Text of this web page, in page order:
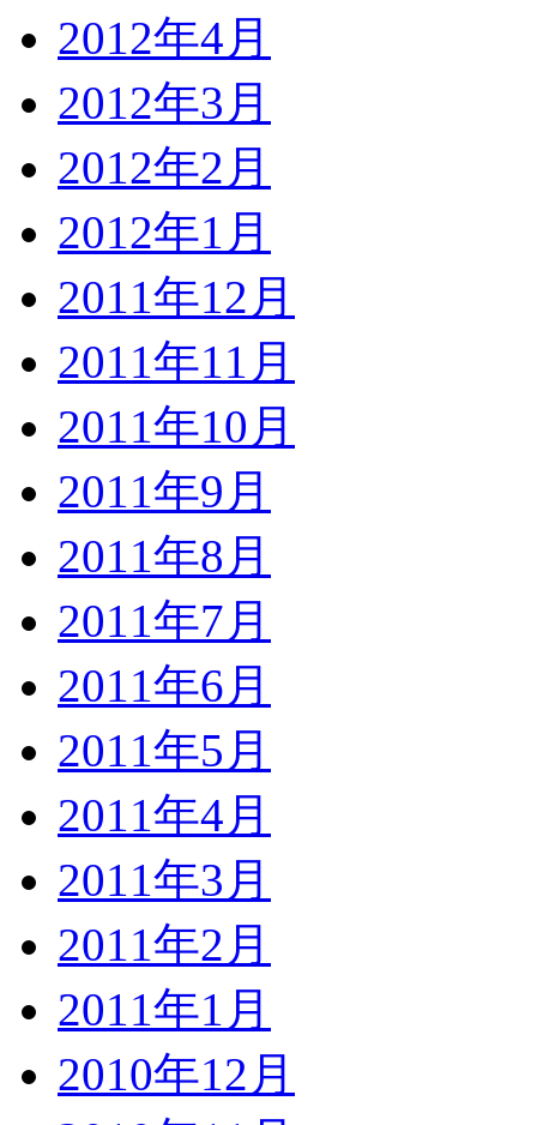
2012年4月
2012年3月
2012年2月
2012年1月
2011年12月
2011年11月
2011年10月
2011年9月
2011年8月
2011年7月
2011年6月
2011年5月
2011年4月
2011年3月
2011年2月
2011年1月
2010年12月